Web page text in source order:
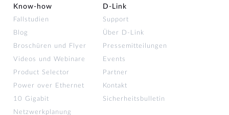
Know-how
Fallstudien
Blog
Broschüren und Flyer
Videos und Webinare
Product Selector
Power over Ethernet
10 Gigabit
Netzwerkplanung
D‑Link
Support
Über D-Link
Pressemitteilungen
Events
Partner
Kontakt
Sicherheitsbulletin